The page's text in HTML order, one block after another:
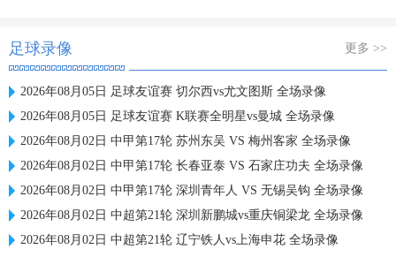
足球录像 更多 >>
2026年08月05日 足球友谊赛 切尔西vs尤文图斯 全场录像
2026年08月05日 足球友谊赛 K联赛全明星vs曼城 全场录像
2026年08月02日 中甲第17轮 苏州东吴 VS 梅州客家 全场录像
2026年08月02日 中甲第17轮 长春亚泰 VS 石家庄功夫 全场录像
2026年08月02日 中甲第17轮 深圳青年人 VS 无锡吴钩 全场录像
2026年08月02日 中超第21轮 深圳新鹏城vs重庆铜梁龙 全场录像
2026年08月02日 中超第21轮 辽宁铁人vs上海申花 全场录像